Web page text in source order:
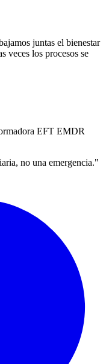
juntas el bienestar
veces los procesos se
EFT EMDR
no una emergencia."